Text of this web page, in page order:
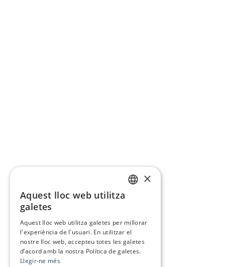
×
Aquest lloc web utilitza
galetes
Aquest lloc web utilitza galetes per millorar
l'experiència de l'usuari. En utilitzar el
nostre lloc web, accepteu totes les galetes
d’acord amb la nostra Política de galetes.
Llegir-ne més